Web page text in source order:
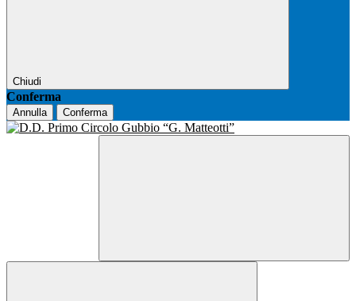
Chiudi
Conferma
Annulla Conferma